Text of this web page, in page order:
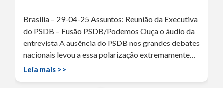
Brasília – 29-04-25 Assuntos: Reunião da Executiva
do PSDB – Fusão PSDB/Podemos Ouça o áudio da
entrevista A ausência do PSDB nos grandes debates
nacionais levou a essa polarização extremamente…
Leia mais >>